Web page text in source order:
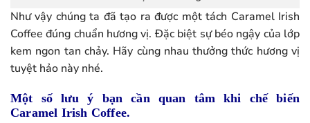
Như vậy chúng ta đã tạo ra được một tách Caramel Irish
Coffee đúng chuẩn hương vị. Đặc biệt sự béo ngậy của lớp
kem ngon tan chảy. Hãy cùng nhau thưởng thức hương vị
tuyệt hảo này nhé.
Một số lưu ý bạn cần quan tâm khi chế biến
Caramel Irish Coffee.